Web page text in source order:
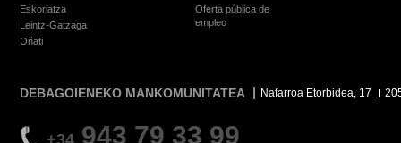
Eskoriatza
Leintz-Gatzaga
Oñati
Oferta pública de
empleo
DEBAGOIENEKO MANKOMUNITATEA Nafarroa Etorbidea, 17
943 79 33 99